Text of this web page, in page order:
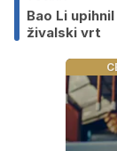
Bao Li
živalski vrt